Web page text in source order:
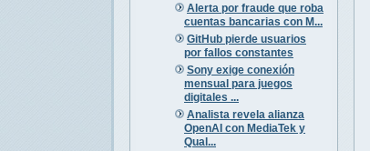
Alerta por fraude que roba
cuentas bancarias con M...
GitHub pierde usuarios
por fallos constantes
Sony exige conexión
mensual para juegos
digitales ...
Analista revela alianza
OpenAI con MediaTek y
Qual...